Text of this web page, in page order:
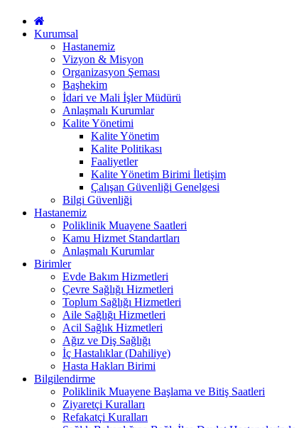
Kurumsal
Hastanemiz
Vizyon & Misyon
Organizasyon Şeması
Başhekim
İdari ve Mali İşler Müdürü
Anlaşmalı Kurumlar
Kalite Yönetimi
Kalite Yönetim
Kalite Politikası
Faaliyetler
Kalite Yönetim Birimi İletişim
Çalışan Güvenliği Genelgesi
Bilgi Güvenliği
Hastanemiz
Poliklinik Muayene Saatleri
Kamu Hizmet Standartları
Anlaşmalı Kurumlar
Birimler
Evde Bakım Hizmetleri
Çevre Sağlığı Hizmetleri
Toplum Sağlığı Hizmetleri
Aile Sağlığı Hizmetleri
Acil Sağlık Hizmetleri
Ağız ve Diş Sağlığı
İç Hastalıklar (Dahiliye)
Hasta Hakları Birimi
Bilgilendirme
Poliklinik Muayene Başlama ve Bitiş Saatleri
Ziyaretçi Kuralları
Refakatçi Kuralları